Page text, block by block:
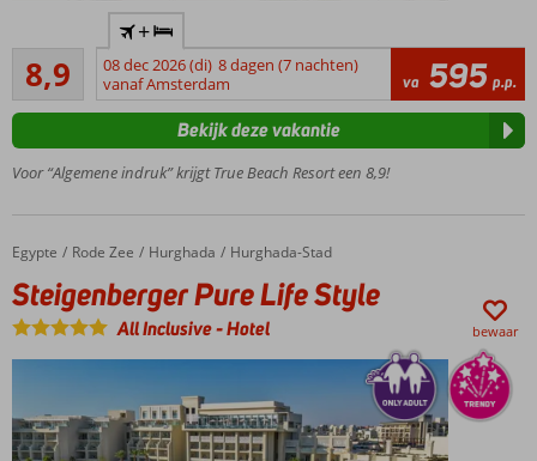
Prachtige
zwembaden
Direct aan
het
privéstrand
Fitness
en Spa
Only
Adult
16+
Heerlijk
8,9
Aanrader
31
beoordelingen
+
08 dec 2026 (di) 8 dagen (7 nachten)
vanaf Amsterdam
va 595 p.p.
Voor “Algemene indruk” krijgt True Beach Resort een 8,9!
Bekijk deze vakantie
Home
Egypte Rode Zee Hurghada Hurghada-Stad
Steigenberger Pure Life Style
Steigenberger Pure Life Style
All Inclusive-Hotel bewaar